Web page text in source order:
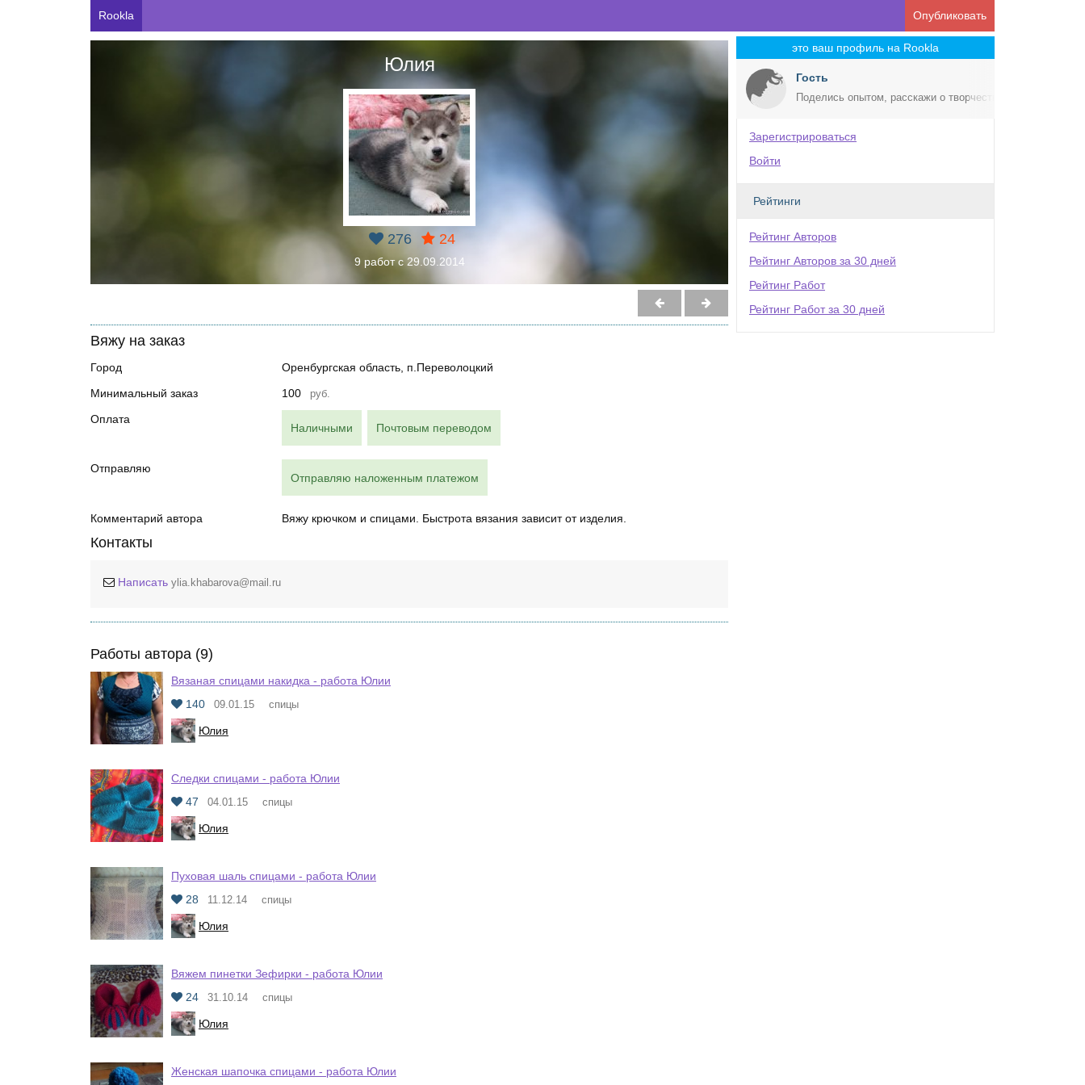
Rookla Опубликовать
Юлия
276 24
9 работ с 29.09.2014
Вяжу на заказ
Город
Оренбургская область, п.Переволоцкий
Минимальный заказ
100 руб.
Оплата
Наличными Почтовым переводом
Отправляю
Отправляю наложенным платежом
Комментарий автора Вяжу крючком и спицами. Быстрота вязания зависит от изделия.
Контакты
Написать ylia.khabarova@mail.ru
Работы автора (9)
Вязаная спицами накидка - работа Юлии
140
09.01.15 спицы
Юлия
Следки спицами - работа Юлии
47
04.01.15 спицы
Юлия
Пуховая шаль спицами - работа Юлии
28
11.12.14 спицы
Юлия
Вяжем пинетки Зефирки - работа Юлии
24
31.10.14 спицы
Юлия
Женская шапочка спицами - работа Юлии
это ваш профиль на Rookla
Гость
Поделись опытом, расскажи о творчестве!
Зарегистрироваться
Войти
Рейтинги
Рейтинг Авторов
Рейтинг Авторов за 30 дней
Рейтинг Работ
Рейтинг Работ за 30 дней